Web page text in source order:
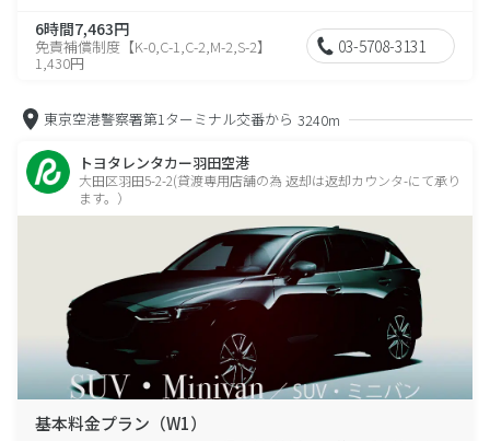
6時間7,463円
免責補償制度【K-0,C-1,C-2,M-2,S-2】
1,430円
03-5708-3131
東京空港警察署第1ターミナル交番から 3240m
トヨタレンタカー羽田空港
大田区羽田5-2-2(貸渡専用店舗の為 返却は返却カウンタ-にて承り
ます。）
基本料金プラン（W1）